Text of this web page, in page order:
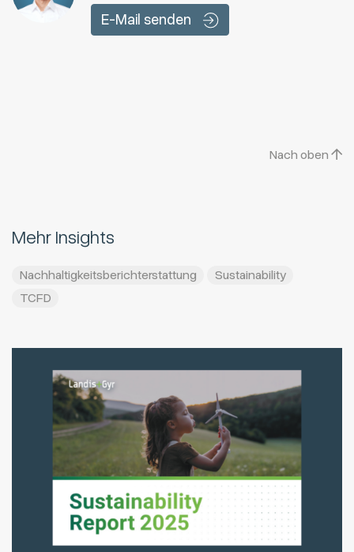
E-Mail senden
Nach oben
Mehr Insights
Nachhaltigkeitsberichterstattung
Sustainability
TCFD